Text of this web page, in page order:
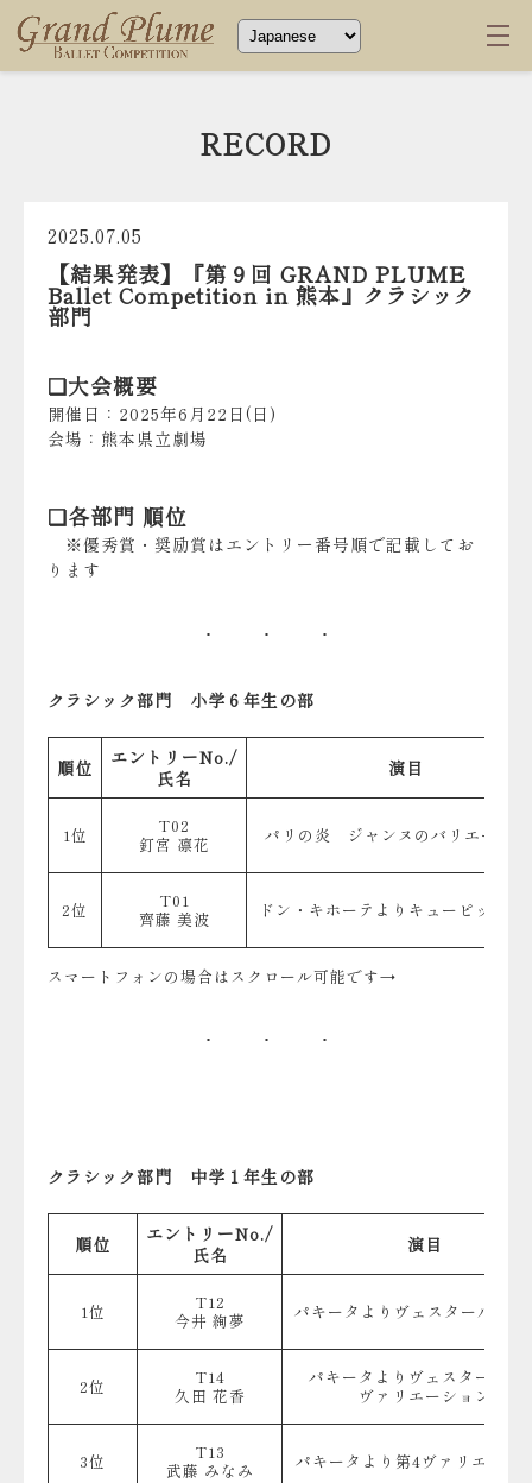
RECORD
2025.07.05
【結果発表】『第９回 GRAND PLUME
Ballet Competition in 熊本』クラシック
部門
❏大会概要
開催日：2025年6月22日(日)
会場：熊本県立劇場
❏各部門 順位
※優秀賞・奨励賞はエントリー番号順で記載してお
ります
クラシック部門 小学６年生の部
順位
エントリーNo./
氏名
演目
1位
T02
釘宮 凛花
パリの炎 ジャンヌのバリエーシ
2位
T01
齊藤 美波
ドン・キホーテよりキューピット
スマートフォンの場合はスクロール可能です→
クラシック部門 中学１年生の部
順位
エントリーNo./
氏名
演目
1位
T12
今井 絢夢
パキータよりヴェスタールカ
2位
T14
久田 花香
パキータよりヴェスタールカ
ヴァリエーション
3位
T13
武藤 みなみ
パキータより第4ヴァリエーシ